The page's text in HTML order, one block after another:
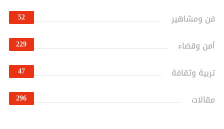
فن ومشاهير 52
أمن وقضاء 229
تربية وثقافة 47
مقالات 296